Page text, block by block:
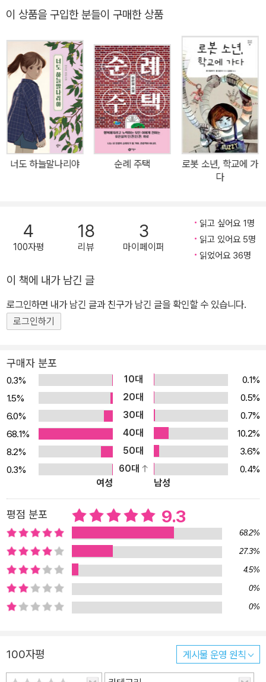
설 사전·공저》, 역서로는 《세계 추리소설 걸작선·공역》 등이 있다.
이 상품을 구입한 분들이 구매한 상품
너도 하늘말나리야 순례 주택
로봇 소년, 학교에 가
다
4
100자평
18
리뷰
3
마이페이퍼
읽고 싶어요 1명
읽고 있어요 5명
읽었어요 36명
이 책에 내가 남긴 글
로그인하면 내가 남긴 글과 친구가 남긴 글을 확인할 수 있습니다.
로그인하기
구매자 분포
0.3% 10대
0.1%
1.5%
20대
0.5%
6.0%
30대
0.7%
68.1%
40대
10.2%
8.2%
50대
3.6%
0.3%
60대
0.4%
여성
남성
평점 분포 9.3
68.2%
27.3%
4.5%
0%
0%
100자평 게시물 운영 원칙